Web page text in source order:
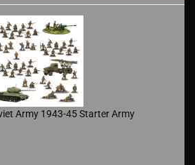
Army 1943-45 Starter Army